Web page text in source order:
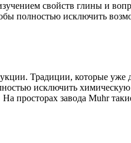
свойств глины и
полностью исключить
Традиции, которые
исключить
просторах завода Muhr